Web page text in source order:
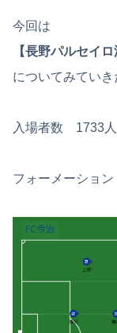
今回は
【長野パルセイ
についてみていき
入場者数 1733人
フォーメーショ